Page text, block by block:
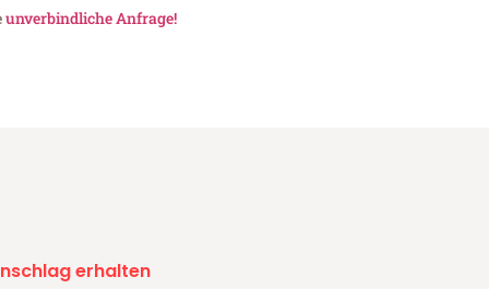
unverbindliche Anfrage!
erhalten